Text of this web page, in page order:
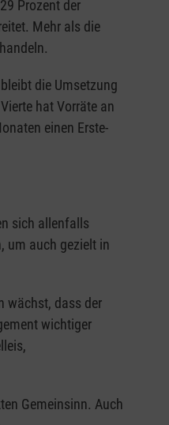
Prozent der
Mehr als die
die Umsetzung
hat Vorräte an
einen Erste-
sich allenfalls
um auch gezielt in
wächst, dass der
wichtiger
Gemeinsinn. Auch